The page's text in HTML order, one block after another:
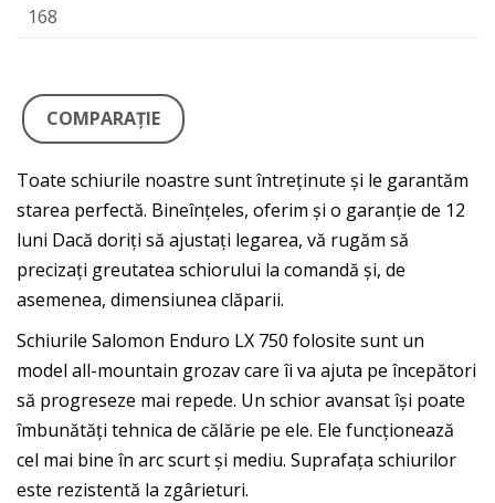
168
COMPARAŢIE
Toate schiurile noastre sunt întreținute și le garantăm
starea perfectă. Bineînțeles, oferim și o garanție de 12
luni Dacă doriți să ajustați legarea, vă rugăm să
precizați greutatea schiorului la comandă și, de
asemenea, dimensiunea clăparii.
Schiurile Salomon Enduro LX 750 folosite sunt un
model all-mountain grozav care îi va ajuta pe începători
să progreseze mai repede. Un schior avansat își poate
îmbunătăți tehnica de călărie pe ele. Ele funcționează
cel mai bine în arc scurt și mediu. Suprafața schiurilor
este rezistentă la zgârieturi.